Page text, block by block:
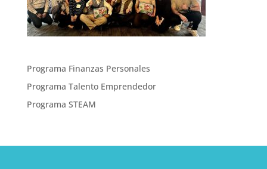
Programa Finanzas Personales
Programa Talento Emprendedor
Programa STEAM